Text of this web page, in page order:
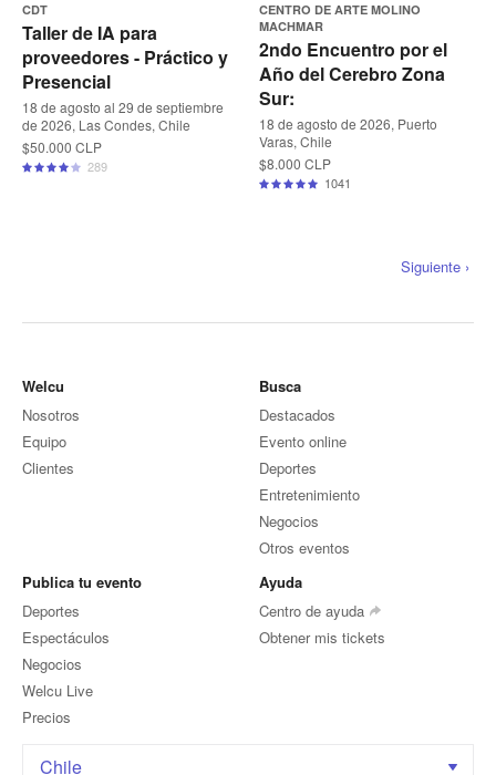
CDT
Taller de IA para
proveedores - Práctico y
Presencial
18 de agosto al 29 de septiembre
de 2026, Las Condes, Chile
$50.000 CLP
289
CENTRO DE ARTE MOLINO
MACHMAR
2ndo Encuentro por el
Año del Cerebro Zona
Sur:
18 de agosto de 2026, Puerto
Varas, Chile
$8.000 CLP
1041
Siguiente ›
Welcu
Nosotros
Equipo
Clientes
Busca
Destacados
Evento online
Deportes
Entretenimiento
Negocios
Otros eventos
Publica tu evento
Deportes
Espectáculos
Negocios
Welcu Live
Precios
Ayuda
Centro de ayuda
Obtener mis tickets
Chile